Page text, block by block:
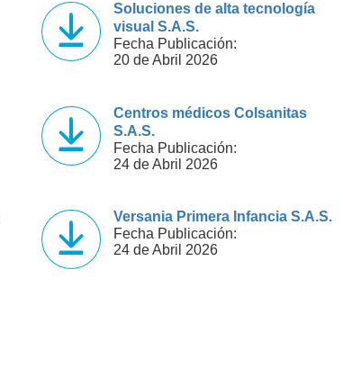
Soluciones de alta tecnología
visual S.A.S.
Fecha Publicación:
20 de Abril 2026
Centros médicos Colsanitas
S.A.S.
Fecha Publicación:
24 de Abril 2026
Versania Primera Infancia S.A.S.
Fecha Publicación:
24 de Abril 2026